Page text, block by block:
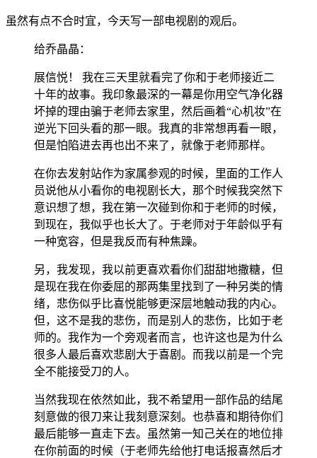
虽然有点不合时宜，今天写一部电视剧的观后。
给乔晶晶：
展信悦！ 我在三天里就看完了你和于老师接近二
十年的故事。我印象最深的一幕是你用空气净化器
坏掉的理由骗于老师去家里，然后画着“心机妆”在
逆光下回头看的那一眼。我真的非常想再看一眼，
但是怕陷进去再也出不来了，就像于老师那样。
在你去发射站作为家属参观的时候，里面的工作人
员说他从小看你的电视剧长大，那个时候我突然下
意识想了想，我在第一次碰到你和于老师的时候，
到现在，我似乎也长大了。于老师对于年龄似乎有
一种宽容，但是我反而有种焦躁。
另，我发现，我以前更喜欢看你们甜甜地撒糖，但
是现在我在你委屈的那两集里找到了一种另类的情
绪，悲伤似乎比喜悦能够更深层地触动我的内心。
但，这不是我的悲伤，而是别人的悲伤，比如于老
师的。我作为一个旁观者而言，也许这也是为什么
很多人最后喜欢悲剧大于喜剧。而我以前是一个完
全不能接受刀的人。
当然我现在依然如此，我不希望用一部作品的结尾
刻意做的很刀来让我刻意深刻。也恭喜和期待你们
最后能够一直走下去。虽然第一知己关在的地位排
在你前面的时候（于老师先给他打电话报喜然后才